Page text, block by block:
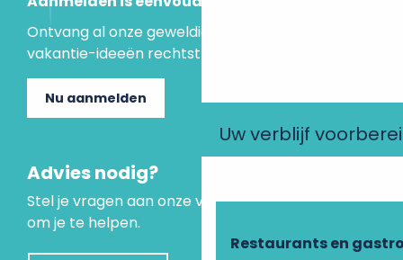
Uw verblijf
Restaurants en
Ontvang al onze geweldige aanbiedingen en
vakantie-ideeën rechtstreeks in je inbox.
Nu aanmelden
Advies nodig?
Stel je vragen aan onze virtuele assistent, die er is
om je te helpen.